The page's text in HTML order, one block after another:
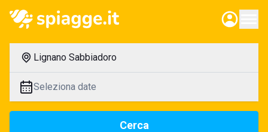
Lignano Sabbiadoro
Seleziona date
Cerca